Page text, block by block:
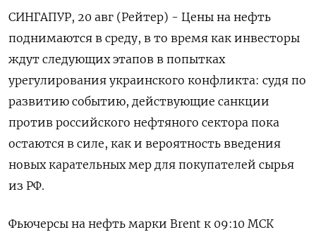
СИНГАПУР, 20 авг (Рейтер) - Цены на нефть
поднимаются в среду, в то время как инвесторы
ждут следующих этапов в попытках
урегулирования украинского конфликта: судя по
развитию событию, действующие санкции
против российского нефтяного сектора пока
остаются в силе, как и вероятность введения
новых карательных мер для покупателей сырья
из РФ.
Фьючерсы на нефть марки Brent к 09:10 МСК